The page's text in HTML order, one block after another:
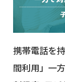
携帯電話を
間利用」一